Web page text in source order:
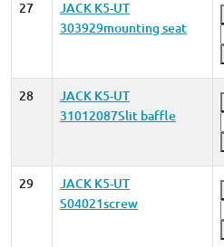
27
JACK K5-UT
303929mounting seat
28
JACK K5-UT
31012087Slit baffle
29
JACK K5-UT
S04021screw